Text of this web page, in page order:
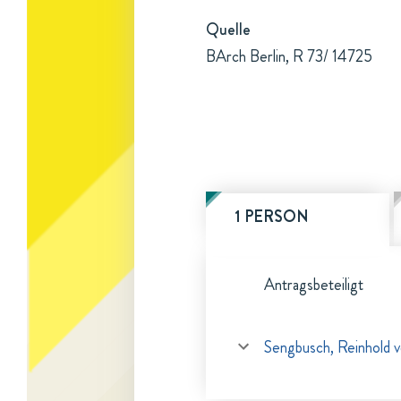
Quelle
BArch Berlin, R 73/ 14725
1 PERSON
Antragsbeteiligt
Sengbusch, Reinhold